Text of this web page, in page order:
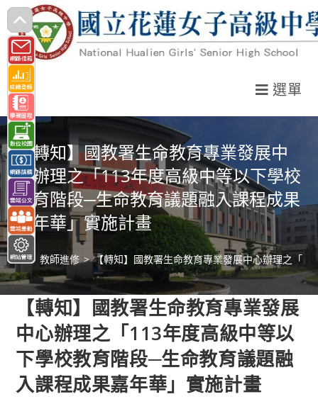
跳
轉
至
主
要
內
容
選單
【轉知】國教署生命教育專業發展中
心辦理之「113年度高級中等以下學校
教育階段─生命教育議題融入課程成果
嘉年華」實施計畫
> 教師進修 > 【轉知】國教署生命教育專業發展中心辦理之「
【轉知】國教署生命教育專業發展
中心辦理之「113年度高級中等以
下學校教育階段─生命教育議題融
入課程成果嘉年華」實施計畫